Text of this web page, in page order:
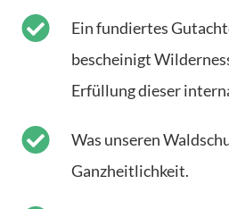
Ein fundiertes
bescheinigt
Erfüllung dieser
Was unseren
Ganzheitlichkeit.